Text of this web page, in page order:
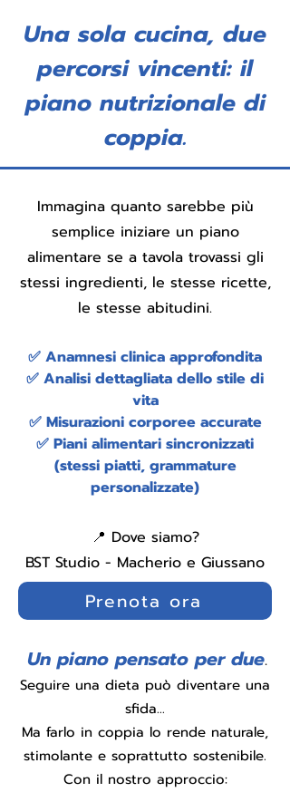
Una sola cucina, due
percorsi vincenti: il
piano nutrizionale di
coppia.
Immagina quanto sarebbe più
semplice iniziare un piano
alimentare se a tavola trovassi gli
stessi ingredienti, le stesse ricette,
le stesse abitudini.
✅ Anamnesi clinica approfondita
✅ Analisi dettagliata dello stile di
vita
✅ Misurazioni corporee accurate
✅ Piani alimentari sincronizzati
(stessi piatti, grammature
personalizzate)
📍 Dove siamo?
BST Studio - Macherio e Giussano
Prenota ora
Un piano pensato per due​.
Seguire una dieta può diventare una
sfida...
Ma farlo in coppia lo rende naturale,
stimolante e soprattutto sostenibile.
Con il nostro approccio: